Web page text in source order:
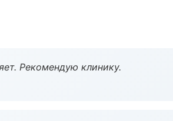
Рекомендую клинику.